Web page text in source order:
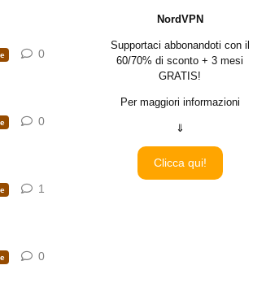
0
0
1
0
NordVPN
Supportaci abbonandoti con il
60/70% di sconto + 3 mesi
GRATIS!
Per maggiori informazioni
⇓
Clicca qui!